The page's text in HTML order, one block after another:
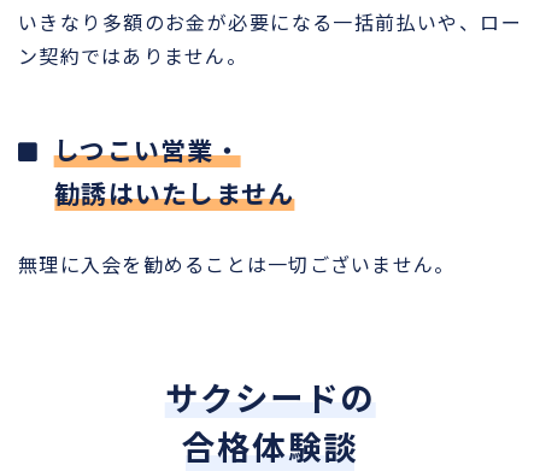
いきなり多額のお金が必要になる一括前払いや、ロー
ン契約ではありません。
しつこい営業・
勧誘はいたしません
無理に入会を勧めることは一切ございません。
サクシードの
合格体験談